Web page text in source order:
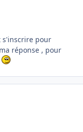
s'inscrire pour
réponse , pour